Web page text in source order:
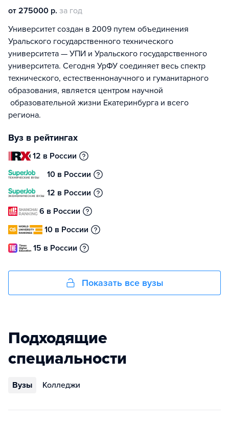
от 275000 р. за год
Университет создан в 2009 путем объединения
Уральского государственного технического
университета — УПИ и Уральского государственного
университета. Сегодня УрФУ соединяет весь спектр
технического, естественнонаучного и гуманитарного
образования, является центром научной
образовательной жизни Екатеринбурга и всего
региона.
Вуз в рейтингах
12 в России
10 в России
12 в России
6 в России
10 в России
15 в России
Показать все вузы
Подходящие
специальности
Вузы Колледжи